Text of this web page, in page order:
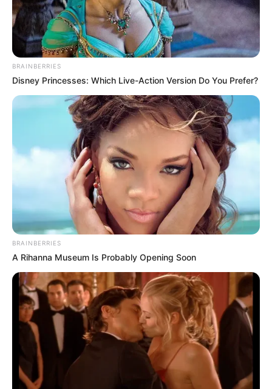
BRAINBERRIES
Disney Princesses: Which Live-Action Version Do You Prefer?
BRAINBERRIES
A Rihanna Museum Is Probably Opening Soon